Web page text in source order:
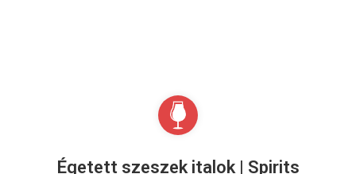
Égetett szeszek italok | Spirits